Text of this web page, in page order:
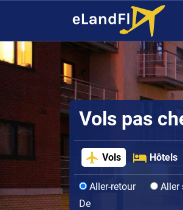
Vols pas
Vols Hôtels
Aller-retour Aller
De